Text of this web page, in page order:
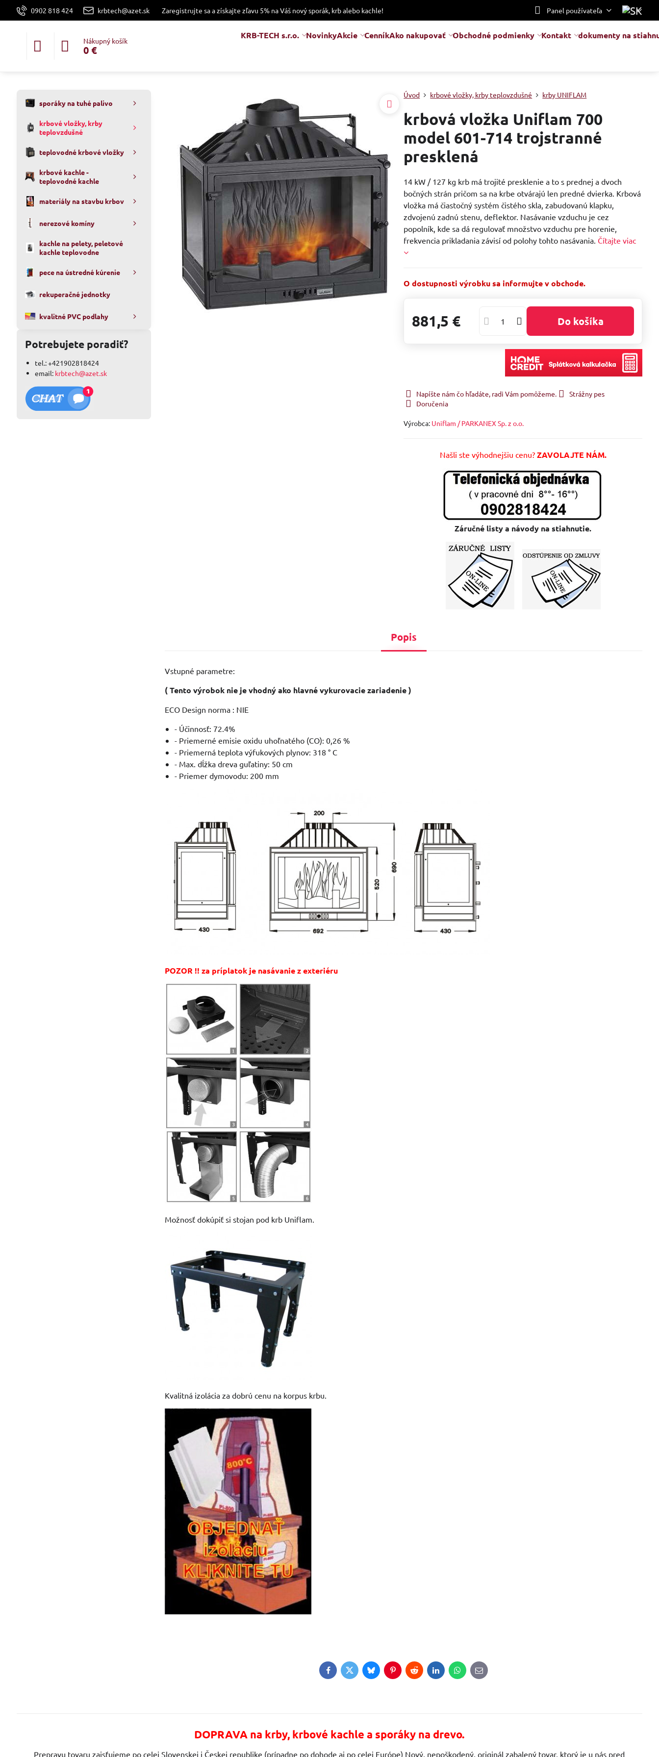
0902 818 424 krbtech@azet.sk Zaregistrujte sa a získajte zľavu 5% na Váš nový sporák, krb alebo kachle! Panel používateľa
Nákupný košík
0 €
KRB-TECH s.r.o. NovinkyAkcie CenníkAko nakupovať Obchodné podmienky Kontakt dokumenty na
Úvod krbové vložky, krby teplovzdušné krby UNIFLAM
krbová vložka Uniflam 700
model 601-714 trojstranné
presklená
14 kW / 127 kg krb má trojité presklenie a to s prednej a dvoch
bočných strán pričom sa na krbe otvárajú len predné dvierka. Krbová
vložka má čiastočný systém čistého skla, zabudovanú klapku,
zdvojenú zadnú stenu, deflektor. Nasávanie vzduchu je cez
popolník, kde sa dá regulovať množstvo vzduchu pre horenie,
frekvencia prikladania závisí od polohy tohto nasávania. Čítajte viac
O dostupnosti výrobku sa informujte v obchode.
881,5 € Do košíka
Napíšte nám čo hľadáte, radi Vám pomôžeme.
Strážny pes
Doručenia
Výrobca: Uniflam / PARKANEX Sp. z o.o.
Našli ste výhodnejšiu cenu? ZAVOLAJTE NÁM.
Záručné listy a návody na stiahnutie.
Popis
Vstupné parametre:
( Tento výrobok nie je vhodný ako hlavné vykurovacie zariadenie )
ECO Design norma : NIE
- Účinnosť: 72.4%
- Priemerné emisie oxidu uhoľnatého (CO): 0,26 %
- Priemerná teplota výfukových plynov: 318 ° C
- Max. dĺžka dreva guľatiny: 50 cm
- Priemer dymovodu: 200 mm
POZOR !! za príplatok je nasávanie z exteriéru
Možnosť dokúpiť si stojan pod krb Uniflam.
Kvalitná izolácia za dobrú cenu na korpus krbu.
FacebookTwitterBlueskyPinterestRedditLinkedInWhatsApp
E-
mail
sporáky na tuhé palivo
krbové vložky, krby
teplovzdušné
teplovodné krbové vložky
krbové kachle -
teplovodné kachle
materiály na stavbu krbov
nerezové komíny
kachle na pelety, peletové
kachle teplovodne
pece na ústredné kúrenie
rekuperačné jednotky
kvalitné PVC podlahy
Potrebujete poradiť?
tel.: +421902818424
email: krbtech@azet.sk
DOPRAVA na krby, krbové kachle a sporáky na drevo.
Prepravu tovaru zaisťujeme po celej Slovenskej i Českej republike (prípadne po dohode aj po celej Európe) Nový, nepoškodený, originál zabalený tovar, ktorý je u nás pred